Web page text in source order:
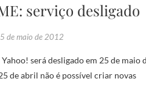
serviço desligado
de maio de 2012
será desligado em 25 de maio
de abril não é possível criar novas